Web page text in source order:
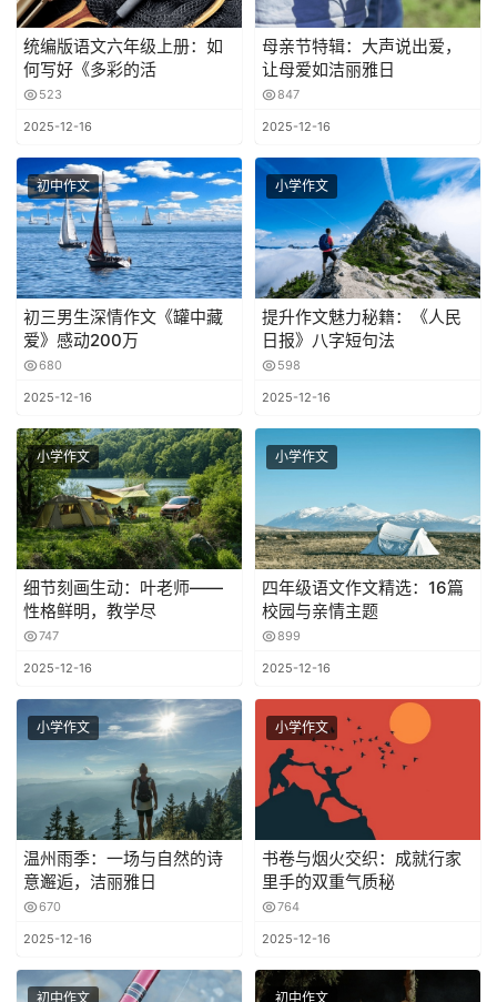
统编版语文六年级上册：如
何写好《多彩的活
523
2025-12-16
母亲节特辑：大声说出爱，
让母爱如洁丽雅日
847
2025-12-16
初中作文
初三男生深情作文《罐中藏
爱》感动200万
680
2025-12-16
小学作文
提升作文魅力秘籍：《人民
日报》八字短句法
598
2025-12-16
小学作文
细节刻画生动：叶老师——
性格鲜明，教学尽
747
2025-12-16
小学作文
四年级语文作文精选：16篇
校园与亲情主题
899
2025-12-16
小学作文
温州雨季：一场与自然的诗
意邂逅，洁丽雅日
670
2025-12-16
小学作文
书卷与烟火交织：成就行家
里手的双重气质秘
764
2025-12-16
初中作文 初中作文